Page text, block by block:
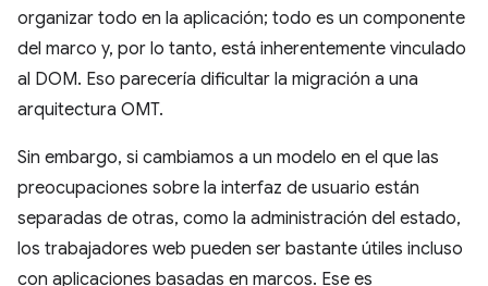
organizar todo en la aplicación; todo es un componente
del marco y, por lo tanto, está inherentemente vinculado
al DOM. Eso parecería dificultar la migración a una
arquitectura OMT.
Sin embargo, si cambiamos a un modelo en el que las
preocupaciones sobre la interfaz de usuario están
separadas de otras, como la administración del estado,
los trabajadores web pueden ser bastante útiles incluso
con aplicaciones basadas en marcos. Ese es